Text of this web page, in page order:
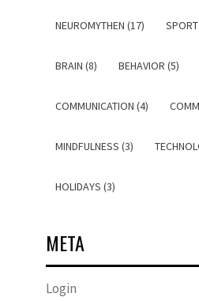
NEUROMYTHEN (17)
BRAIN (8) BEHAVIOR (5)
COMMUNICATION (4)
MINDFULNESS (3)
HOLIDAYS (3)
META
Login